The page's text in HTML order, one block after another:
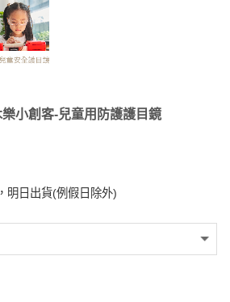
小創客-兒童用防護護目鏡
明日出貨(例假日除外)